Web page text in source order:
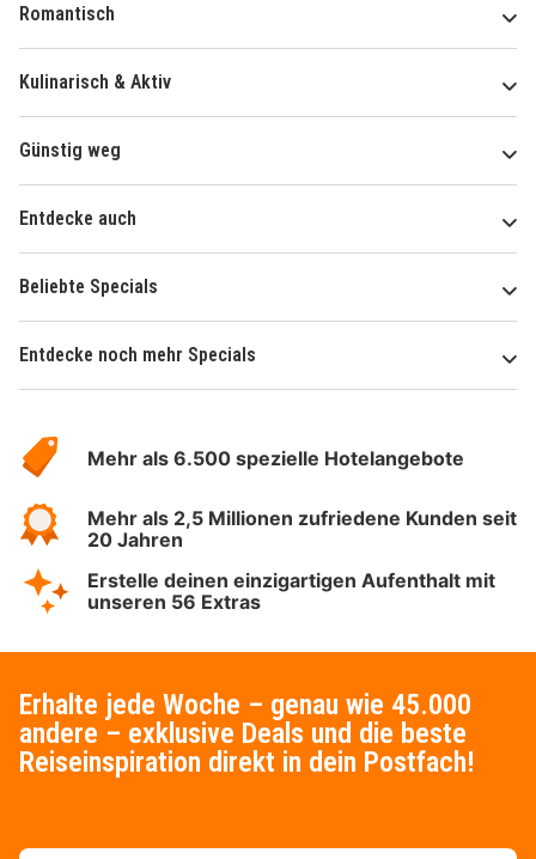
Romantisch
Kulinarisch & Aktiv
Günstig weg
Entdecke auch
Beliebte Specials
Entdecke noch mehr Specials
Hotelspecials
Mehr als 6.500 spezielle Hotelangebote
Mehr als 2,5 Millionen zufriedene Kunden seit
20 Jahren
Erstelle deinen einzigartigen Aufenthalt mit
unseren 56 Extras
Erhalte jede Woche – genau wie 45.000
andere – exklusive Deals und die beste
Reiseinspiration direkt in dein Postfach!